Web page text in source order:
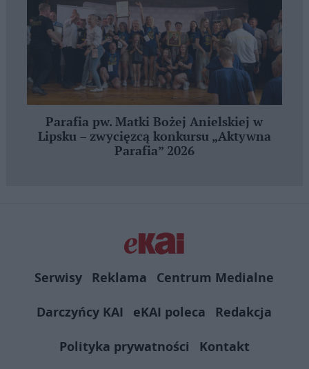
Parafia pw. Matki Bożej Anielskiej w
Lipsku – zwycięzcą konkursu „Aktywna
Parafia” 2026
Serwisy Reklama
Centrum Medialne
Darczyńcy KAI
eKAI poleca
Redakcja
Polityka prywatności
Kontakt